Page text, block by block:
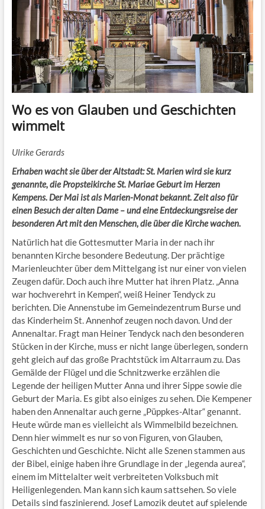
Wo es von Glauben und Geschichten
wimmelt
Ulrike Gerards
Erhaben wacht sie über der Altstadt: St. Marien wird sie kurz
genannte, die Propsteikirche St. Mariae Geburt im Herzen
Kempens. Der Mai ist als Marien-Monat bekannt. Zeit also für
einen Besuch der alten Dame – und eine Entdeckungsreise der
besonderen Art mit den Menschen, die über die Kirche wachen.
Natürlich hat die Gottesmutter Maria in der nach ihr
benannten Kirche besondere Bedeutung. Der prächtige
Marienleuchter über dem Mittelgang ist nur einer von vielen
Zeugen dafür. Doch auch ihre Mutter hat ihren Platz. „Anna
war hochverehrt in Kempen“, weiß Heiner Tendyck zu
berichten. Die Annenstube im Gemeindezentrum Burse und
das Kinderheim St. Annenhof zeugen noch davon. Und der
Annenaltar. Fragt man Heiner Tendyck nach den besonderen
Stücken in der Kirche, muss er nicht lange überlegen, sondern
geht gleich auf das große Prachtstück im Altarraum zu. Das
Gemälde der Flügel und die Schnitzwerke erzählen die
Legende der heiligen Mutter Anna und ihrer Sippe sowie die
Geburt der Maria. Es gibt also einiges zu sehen. Die Kempener
haben den Annenaltar auch gerne „Püppkes-Altar“ genannt.
Heute würde man es vielleicht als Wimmelbild bezeichnen.
Denn hier wimmelt es nur so von Figuren, von Glauben,
Geschichten und Geschichte. Nicht alle Szenen stammen aus
der Bibel, einige haben ihre Grundlage in der „legenda aurea“,
einem im Mittelalter weit verbreiteten Volksbuch mit
Heiligenlegenden. Man kann sich kaum sattsehen. So viele
Details sind faszinierend. Josef Lamozik deutet auf spielende